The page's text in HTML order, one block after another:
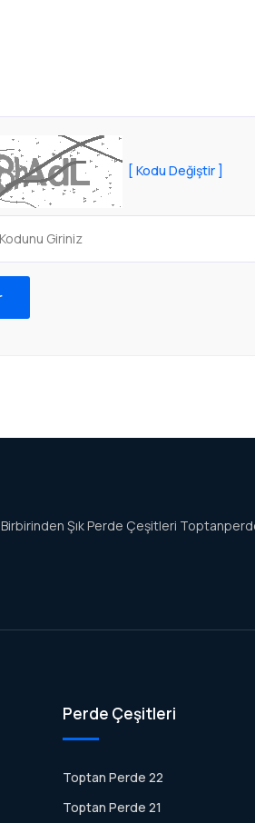
[ Kodu Değiştir ]
Şık Perde Çeşitleri
Perde Çeşitleri
Toptan Perde 22
Toptan Perde 21